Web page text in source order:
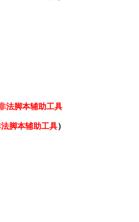
法脚本辅助工具
脚本辅助工具）